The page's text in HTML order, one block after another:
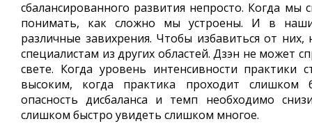
сбалансированного развития непросто. Когда
понимать, как сложно мы устроены. И в
различные завихрения. Чтобы избавиться от них,
специалистам из других областей. Дзэн не может
свете. Когда уровень интенсивности практики
высоким, когда практика проходит слишком
опасность дисбаланса и темп необходимо
слишком быстро увидеть слишком многое.